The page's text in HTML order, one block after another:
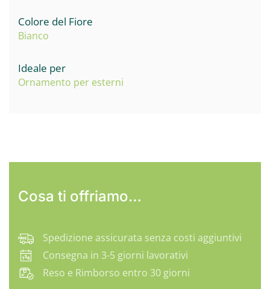
Colore del Fiore
Bianco
Ideale per
Ornamento per esterni
Cosa ti offriamo…
Spedizione assicurata senza costi aggiuntivi
Consegna in 3-5 giorni lavorativi
Reso e Rimborso entro 30 giorni